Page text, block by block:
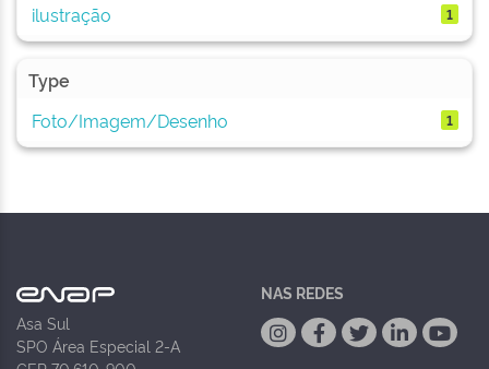
ilustração 1
Type
Foto/Imagem/Desenho
1
Asa Sul
SPO Área Especial 2-A
NAS REDES